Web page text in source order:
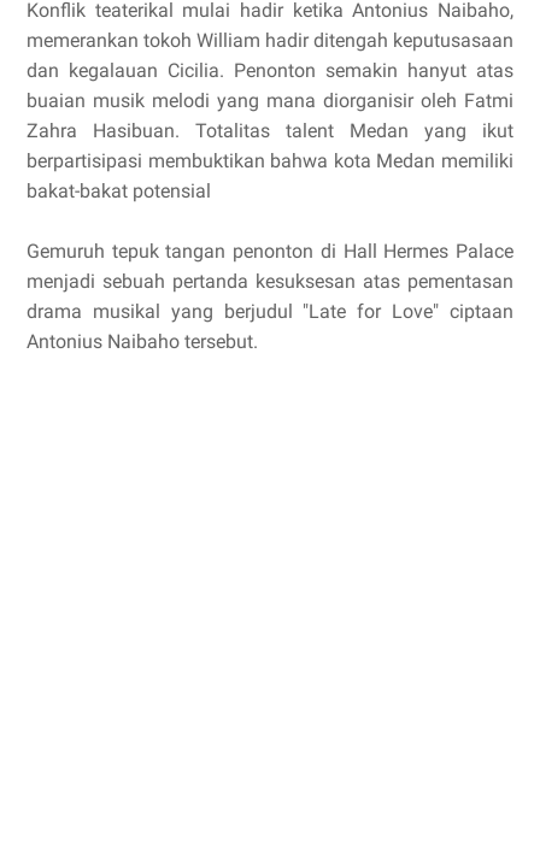
Konflik teaterikal mulai hadir ketika Antonius Naibaho,
memerankan tokoh William hadir ditengah keputusasaan
dan kegalauan Cicilia. Penonton semakin hanyut atas
buaian musik melodi yang mana diorganisir oleh Fatmi
Zahra Hasibuan. Totalitas talent Medan yang ikut
berpartisipasi membuktikan bahwa kota Medan memiliki
bakat-bakat potensial
Gemuruh tepuk tangan penonton di Hall Hermes Palace
menjadi sebuah pertanda kesuksesan atas pementasan
drama musikal yang berjudul "Late for Love" ciptaan
Antonius Naibaho tersebut.